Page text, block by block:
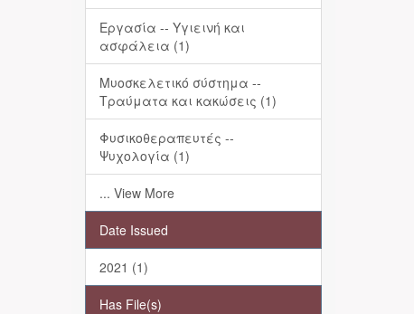
Εργασία -- Υγιεινή και
ασφάλεια (1)
Μυοσκελετικό σύστημα --
Τραύματα και κακώσεις (1)
Φυσικοθεραπευτές --
Ψυχολογία (1)
... View More
Date Issued
2021 (1)
Has File(s)